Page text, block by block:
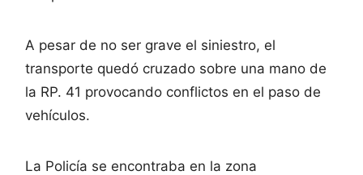
A pesar de no ser grave el siniestro, el
transporte quedó cruzado sobre una mano de
la RP. 41 provocando conflictos en el paso de
vehículos.
La Policía se encontraba en la zona